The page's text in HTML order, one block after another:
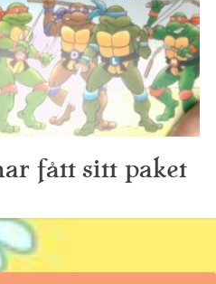
fått sitt paket